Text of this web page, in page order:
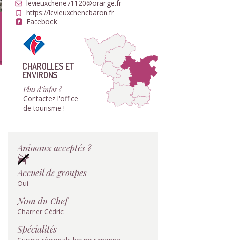
levieuxchene71120@orange.fr
https://levieuxchenebaron.fr
Facebook
CHAROLLES ET
ENVIRONS
Plus d'infos ?
Contactez l'office
de tourisme !
Animaux acceptés ?
Accueil de groupes
Oui
Nom du Chef
Charrier Cédric
Spécialités